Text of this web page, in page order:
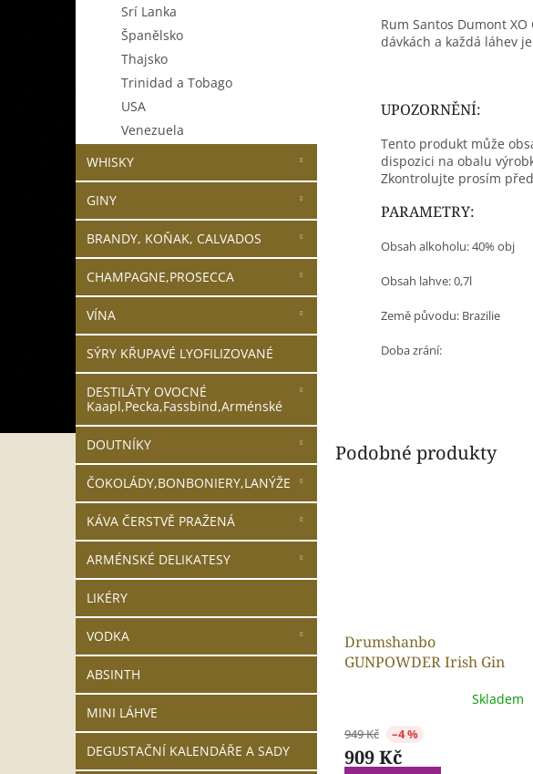
Srí Lanka
Španělsko
Thajsko
Trinidad a Tobago
USA
Venezuela
WHISKY
GINY
BRANDY, KOŇAK, CALVADOS
CHAMPAGNE,PROSECCA
VÍNA
SÝRY KŘUPAVÉ LYOFILIZOVANÉ
DESTILÁTY OVOCNÉ
Kaapl,Pecka,Fassbind,Arménské
DOUTNÍKY
ČOKOLÁDY,BONBONIERY,LANÝŽE
KÁVA ČERSTVĚ PRAŽENÁ
ARMÉNSKÉ DELIKATESY
LIKÉRY
VODKA
ABSINTH
MINI LÁHVE
DEGUSTAČNÍ KALENDÁŘE A SADY
Rum Santos Dumont
dávkách a každá láhev
UPOZORNĚNÍ:
Tento produkt může
dispozici na obalu
Zkontrolujte prosím
PARAMETRY:
Obsah alkoholu: 40% obj
Obsah lahve: 0,7l
Země původu: Brazilie
Doba zrání:
Podobné produkty
Drumshanbo
GUNPOWDER Irish Gin
Skladem
949 Kč –4 %
909 Kč